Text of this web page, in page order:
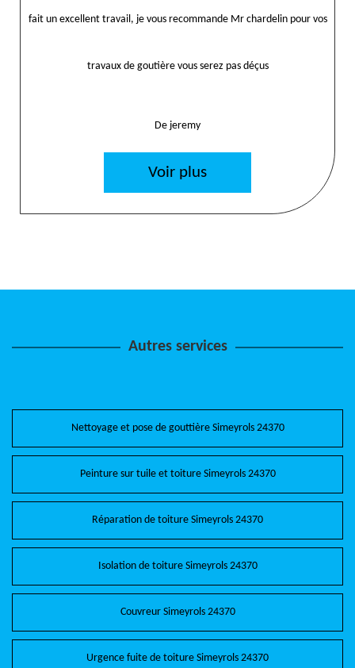
fait un excellent travail, je vous recommande Mr chardelin pour vos
travaux de goutière vous serez pas déçus
De jeremy
Voir plus
Autres services
Nettoyage et pose de gouttière Simeyrols 24370
Peinture sur tuile et toiture Simeyrols 24370
Réparation de toiture Simeyrols 24370
Isolation de toiture Simeyrols 24370
Couvreur Simeyrols 24370
Urgence fuite de toiture Simeyrols 24370